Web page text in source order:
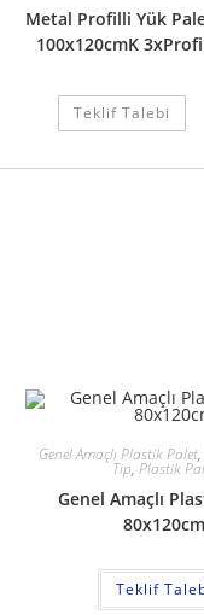
Metal Profilli Yük
100x120cmK
Teklif Talebi
Genel Amaçlı Plastik Palet,
Tip, Plastik
Genel Amaçlı
80x120cm
Teklif